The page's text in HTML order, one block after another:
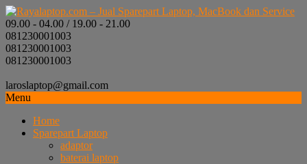
09.00 - 04.00 / 19.00 - 21.00
081230001003
081230001003
081230001003
laroslaptop@gmail.com
Menu
Home
Sparepart Laptop
adaptor
baterai laptop